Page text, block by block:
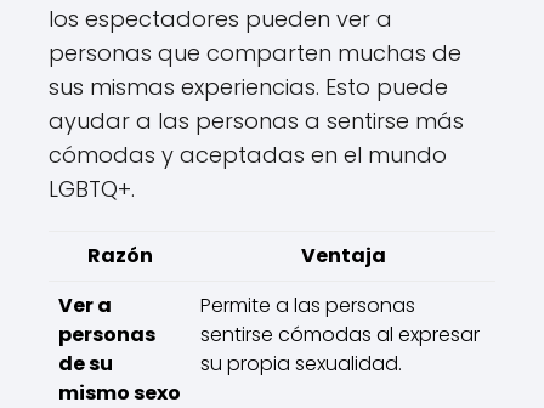
los espectadores pueden ver a
personas que comparten muchas de
sus mismas experiencias. Esto puede
ayudar a las personas a sentirse más
cómodas y aceptadas en el mundo
LGBTQ+.
Razón
Ventaja
Ver a
personas
de su
mismo sexo
Permite a las personas
sentirse cómodas al expresar
su propia sexualidad.